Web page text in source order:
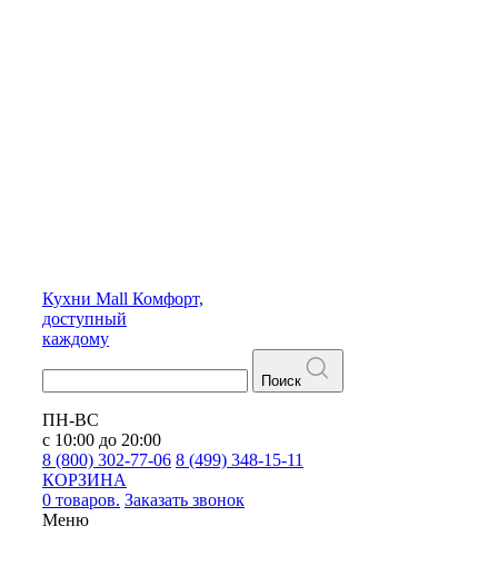
Кухни Mall Комфорт,
доступный
каждому
Поиск
ПН-ВС
с 10:00 до 20:00
8 (800) 302-77-06 8 (499) 348-15-11
КОРЗИНА
0 товаров. Заказать звонок
Меню